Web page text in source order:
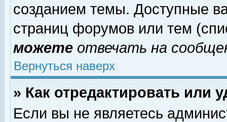
созданием темы. Доступные
страниц форумов или тем
можете отвечать на
Вернуться наверх
» Как отредактировать или
Если вы не являетесь